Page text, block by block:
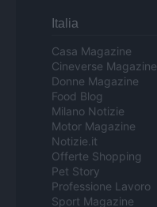
Italia
Casa Magazine
Cineverse Magazine
Donne Magazine
Food Blog
Milano Notizie
Motor Magazine
Notizie.it
Offerte Shopping
Pet Story
Professione Lavoro
Sport Magazine